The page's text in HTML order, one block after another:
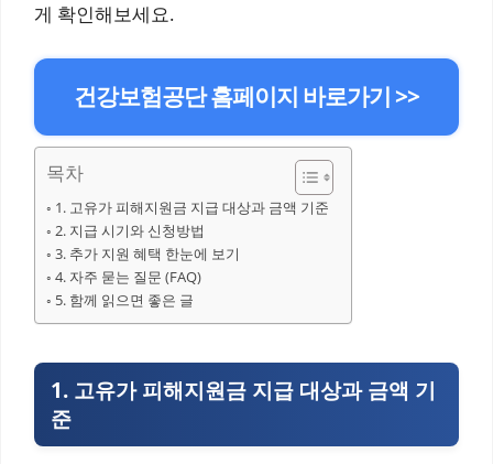
게 확인해보세요.
건강보험공단 홈페이지 바로가기 >>
목차
1. 고유가 피해지원금 지급 대상과 금액 기준
2. 지급 시기와 신청방법
3. 추가 지원 혜택 한눈에 보기
4. 자주 묻는 질문 (FAQ)
5. 함께 읽으면 좋은 글
1. 고유가 피해지원금 지급 대상과 금액 기
준